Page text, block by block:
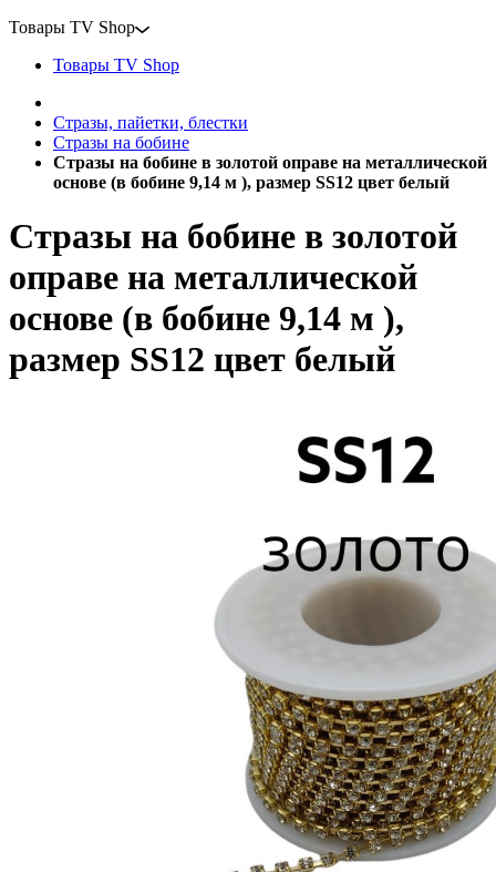
Товары TV Shop
Товары TV Shop
Стразы, пайетки, блестки
Стразы на бобине
Стразы на бобине в золотой оправе на металлической
основе (в бобине 9,14 м ), размер SS12 цвет белый
Стразы на бобине в золотой
оправе на металлической
основе (в бобине 9,14 м ),
размер SS12 цвет белый